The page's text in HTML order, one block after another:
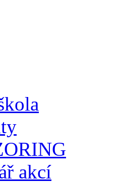
akcí